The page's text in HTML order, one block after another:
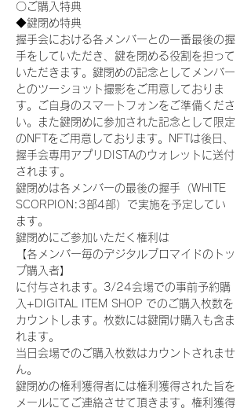
〇ご購入特典
◆鍵閉め特典
握手会における各メンバーとの一番最後の握
手をしていただき、鍵を閉める役割を担って
いただきます。鍵閉めの記念としてメンバー
とのツーショット撮影をご用意しておりま
す。ご自身のスマートフォンをご準備くださ
い。また鍵閉めに参加された記念として限定
のNFTをご用意しております。NFTは後日、
握手会専用アプリDISTAのウォレットに送付
されます。
鍵閉めは各メンバーの最後の握手（WHITE
SCORPION:3部4部）で実施を予定してい
ます。
鍵閉めにご参加いただく権利は
【各メンバー毎のデジタルブロマイドのトッ
プ購入者】
に付与されます。3/24会場での事前予約購
入+DIGITAL ITEM SHOP でのご購入枚数を
カウントします。枚数には鍵開け購入も含ま
れます。
当日会場でのご購入枚数はカウントされませ
ん。
鍵閉めの権利獲得者には権利獲得された旨を
メールにてご連絡させて頂きます。権利獲得